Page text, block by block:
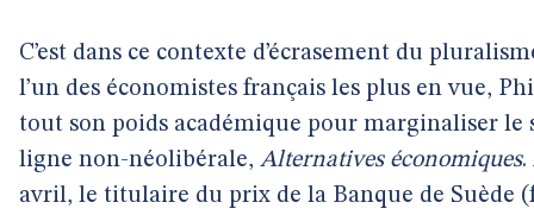
C’est dans ce contexte d’écrasement du
l’un des économistes français les plus en vue,
tout son poids académique pour marginaliser
ligne non-néolibérale, Alternatives économiques.
avril, le titulaire du prix de la Banque de Suède